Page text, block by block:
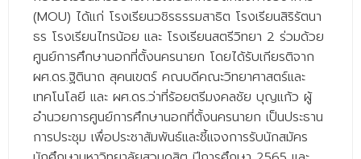
- - วิทยาศาสตร์การแพทย์
- - ความมั่นคงปลอดภัยไซเบอร์
- - อุตสาหกรรมชีวภาพเพื่อธุรกิจ
- ศึกษาศาสตรบัณฑิต
- - วิทยาศาสตร์ทั่วไป
(MOU) ได้แก่ โรงเรียนวชิรธรรมสาธิต โรงเรียนสิริรัตนา
ธร โรงเรียนไทรน้อย และ โรงเรียนสตรีวิทยา 2 ร่วมด้วย
ศูนย์การศึกษานอกที่ตั้งนครนายก โดยได้รับเกียรติจาก
ผศ.ดร.ฐิตินาถ สุคนเขตร์ คณบดีคณะวิทยาศาสตร์และ
เทคโนโลยี และ ผศ.ดร.ว่าที่ร้อยตรีมงคลชัย บุญแก้ว ผู้
อำนวยการศูนย์การศึกษานอกที่ตั้งนครนายก เป็นประธาน
การประชุม เพื่อประชาสัมพันธ์และชี้แจงการรับนักสมัคร